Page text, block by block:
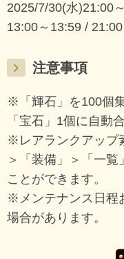
2025/7/30(水)21:00
13:00～13:59 /
注意事項
※「輝石」を100個
「宝石」1個に自動
※レアランクアップ
＞「装備」＞「一
ことができます。
※メンテナンス日程
場合があります。